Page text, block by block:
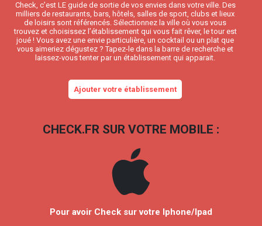
Check, c’est LE guide de sortie de vos envies dans votre ville. Des
milliers de restaurants, bars, hôtels, salles de sport, clubs et lieux
de loisirs sont référencés. Sélectionnez la ville où vous vous
trouvez et choisissez l’établissement qui vous fait rêver, le tour est
joué ! Vous avez une envie particulière, un cocktail ou un plat que
vous aimeriez dégustez ? Tapez-le dans la barre de recherche et
laissez-vous tenter par un établissement qui apparait.
Ajouter votre établissement
CHECK.FR SUR VOTRE MOBILE :
Pour avoir Check sur votre Iphone/Ipad